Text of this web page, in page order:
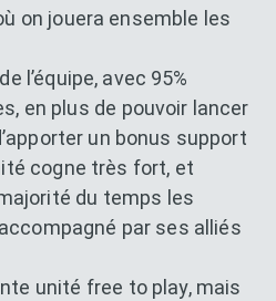
on jouera ensemble les
l’équipe, avec 95%
en plus de pouvoir lancer
un bonus support
cogne très fort, et
du temps les
par ses alliés
unité free to play, mais